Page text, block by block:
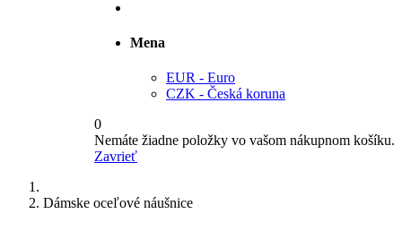
Mena
EUR - Euro
CZK - Česká koruna
0
Nemáte žiadne položky vo vašom nákupnom košíku.
Zavrieť
Dámske oceľové náušnice